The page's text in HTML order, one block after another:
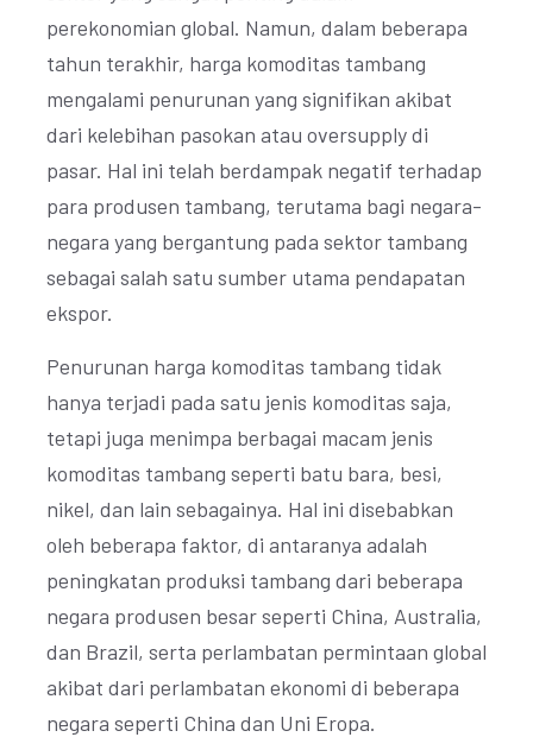
perekonomian global. Namun, dalam beberapa
tahun terakhir, harga komoditas tambang
mengalami penurunan yang signifikan akibat
dari kelebihan pasokan atau oversupply di
pasar. Hal ini telah berdampak negatif terhadap
para produsen tambang, terutama bagi negara-
negara yang bergantung pada sektor tambang
sebagai salah satu sumber utama pendapatan
ekspor.
Penurunan harga komoditas tambang tidak
hanya terjadi pada satu jenis komoditas saja,
tetapi juga menimpa berbagai macam jenis
komoditas tambang seperti batu bara, besi,
nikel, dan lain sebagainya. Hal ini disebabkan
oleh beberapa faktor, di antaranya adalah
peningkatan produksi tambang dari beberapa
negara produsen besar seperti China, Australia,
dan Brazil, serta perlambatan permintaan global
akibat dari perlambatan ekonomi di beberapa
negara seperti China dan Uni Eropa.